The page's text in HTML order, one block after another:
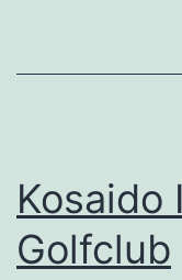
Kosaido
Golfclub